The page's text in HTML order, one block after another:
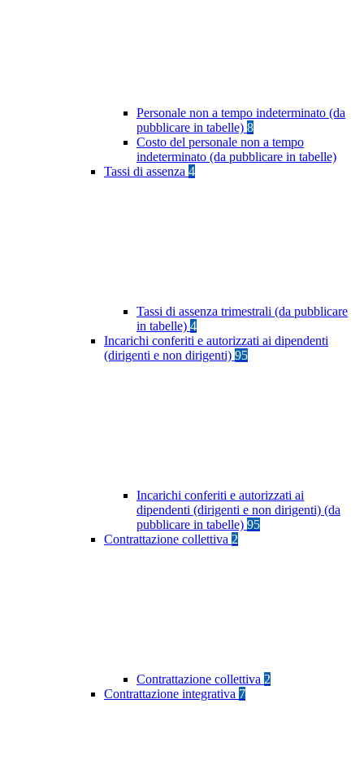
Personale non a tempo indeterminato (da
pubblicare in tabelle) 8
Costo del personale non a tempo
indeterminato (da pubblicare in tabelle)
Tassi di assenza 4
Tassi di assenza trimestrali (da pubblicare
in tabelle) 4
Incarichi conferiti e autorizzati ai dipendenti
(dirigenti e non dirigenti) 95
Incarichi conferiti e autorizzati ai
dipendenti (dirigenti e non dirigenti) (da
pubblicare in tabelle) 95
Contrattazione collettiva 2
Contrattazione collettiva 2
Contrattazione integrativa 7